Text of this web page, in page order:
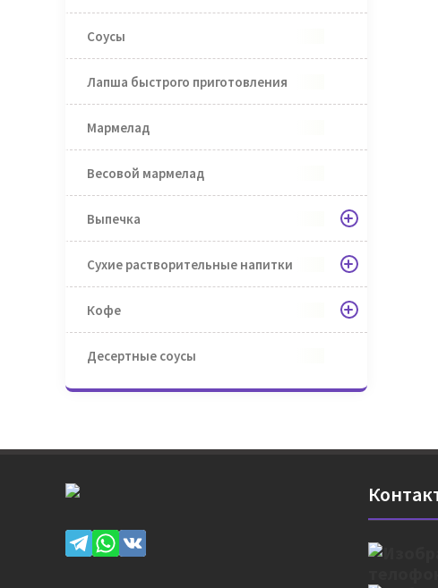
Соусы
Лапша быстрого приготовления
Мармелад
Весовой мармелад
Выпечка
Сухие растворительные напитки
Кофе
Десертные соусы